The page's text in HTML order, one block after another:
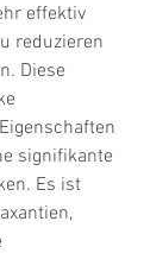
effektiv
reduzieren
Diese
signifikante
Es ist